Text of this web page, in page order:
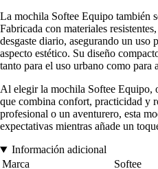
La mochila Softee Equipo también
Fabricada con materiales
desgaste diario, asegurando un uso
aspecto estético. Su diseño
tanto para el uso urbano como para
Al elegir la mochila Softee Equipo,
que combina confort, practicidad y
profesional o un aventurero, esta
expectativas mientras añade un
Información adicional
Marca
Softee